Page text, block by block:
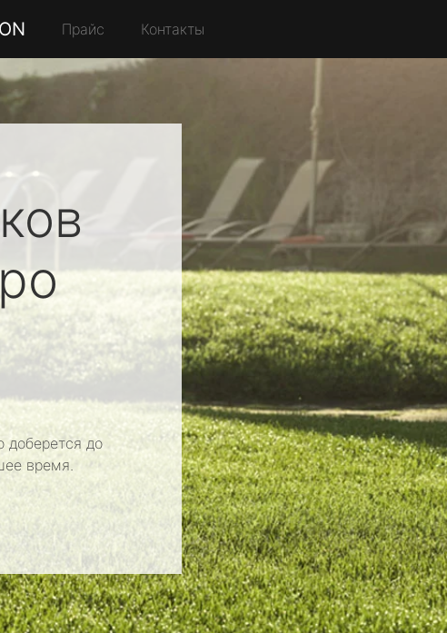
Прайс Контакты
доберется до
время.